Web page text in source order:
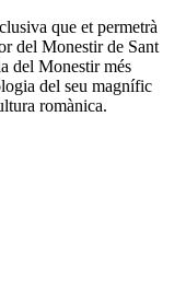
que et permetrà
del Monestir de Sant
del Monestir més
del seu magnífic
romànica.